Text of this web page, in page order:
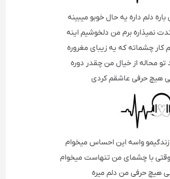
باره دلم داره یه حال خوبو میبینه
نمیذاره برم من دلخوشیم اینه
کار چشماته که یه زیبای مغروره
تو محاله از خیال من چقدر دوره
هیچ حرفی عاشقم کردی
واسه این احساس میخوام
با چشمای من تنهاست میخوام
هیچ حرفی من دلم میره